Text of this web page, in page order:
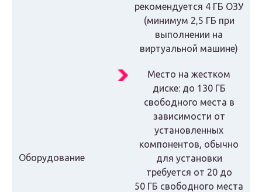
Оборудование
рекомендуется 4 ГБ ОЗУ
(минимум 2,5 ГБ при
выполнении на
виртуальной машине)
Место на жестком
диске: до 130 ГБ
свободного места в
зависимости от
установленных
компонентов, обычно
для установки
требуется от 20 до
50 ГБ свободного места